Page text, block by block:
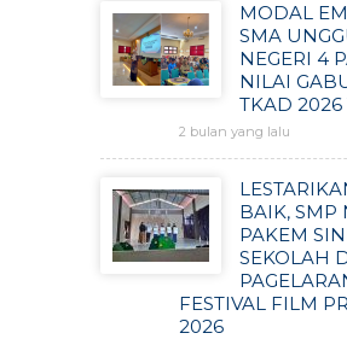
MODAL
SMA
NEGERI 4
NILAI
TKAD 2026
2 bulan yang lalu
BAIK, SMP
PAKEM
SEKOLAH
FESTIVAL FILM
2026